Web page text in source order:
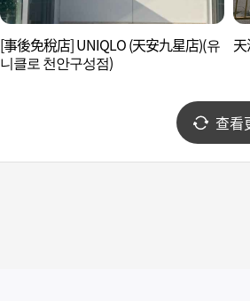
[事後免稅店] UNIQLO (天安九星店)(유
니클로 천안구성점)
查看